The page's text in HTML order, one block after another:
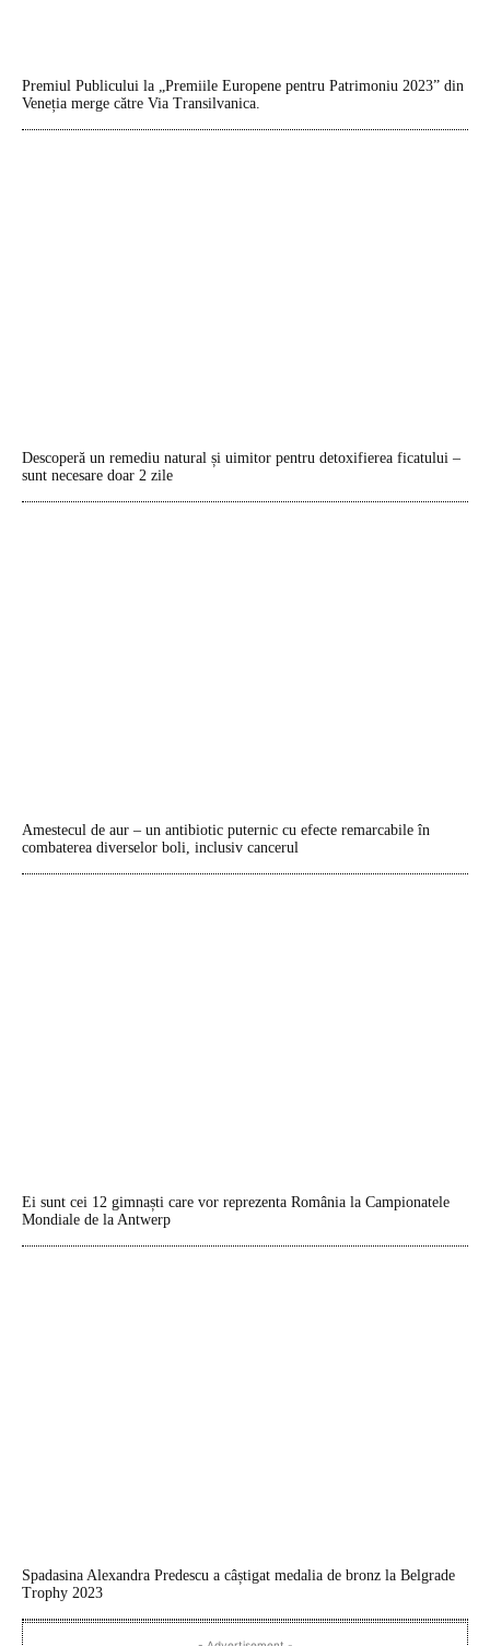
Premiul Publicului la „Premiile Europene pentru Patrimoniu 2023” din
Veneția merge către Via Transilvanica.
Descoperă un remediu natural și uimitor pentru detoxifierea ficatului –
sunt necesare doar 2 zile
Amestecul de aur – un antibiotic puternic cu efecte remarcabile în
combaterea diverselor boli, inclusiv cancerul
Ei sunt cei 12 gimnaști care vor reprezenta România la Campionatele
Mondiale de la Antwerp
Spadasina Alexandra Predescu a câștigat medalia de bronz la Belgrade
Trophy 2023